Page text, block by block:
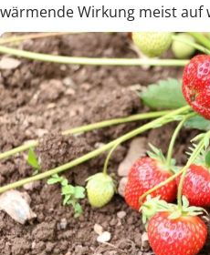
wärmende Wirkung meist auf